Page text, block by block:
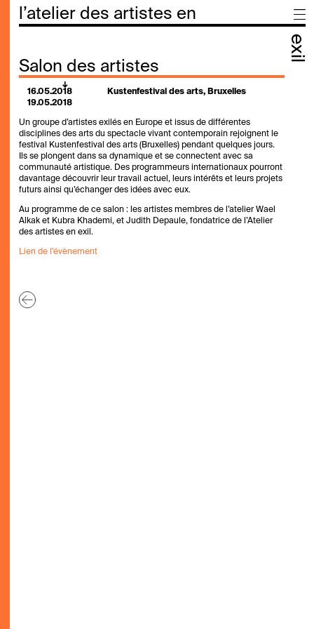
l’atelier des artistes en
exil
Salon des artistes
16.05.2018
19.05.2018
Kustenfestival des arts, Bruxelles
Un groupe d’artistes exilés en Europe et issus de différentes
disciplines des arts du spectacle vivant contemporain rejoignent le
festival Kustenfestival des arts (Bruxelles) pendant quelques jours.
Ils se plongent dans sa dynamique et se connectent avec sa
communauté artistique. Des programmeurs internationaux pourront
davantage découvrir leur travail actuel, leurs intérêts et leurs projets
futurs ainsi qu’échanger des idées avec eux.
Au programme de ce salon : les artistes membres de l’atelier Wael
Alkak et Kubra Khademi, et Judith Depaule, fondatrice de l’Atelier
des artistes en exil.
Lien de l’évènement